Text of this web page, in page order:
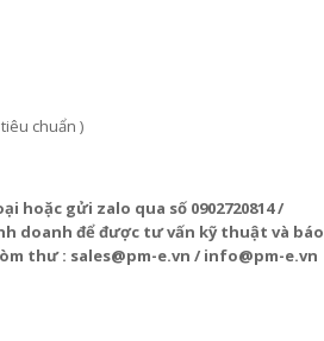
chuẩn )
hoặc gửi zalo qua số 0902720814 /
doanh để được tư vấn kỹ thuật và báo
thư : sales@pm-e.vn / info@pm-e.vn